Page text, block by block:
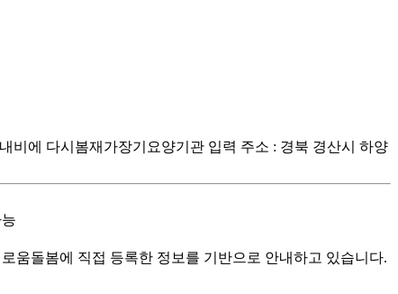
비에 다시봄재가장기요양기관 입력 주소 : 경북 경산시 하양
움돌봄에 직접 등록한 정보를 기반으로 안내하고 있습니다.